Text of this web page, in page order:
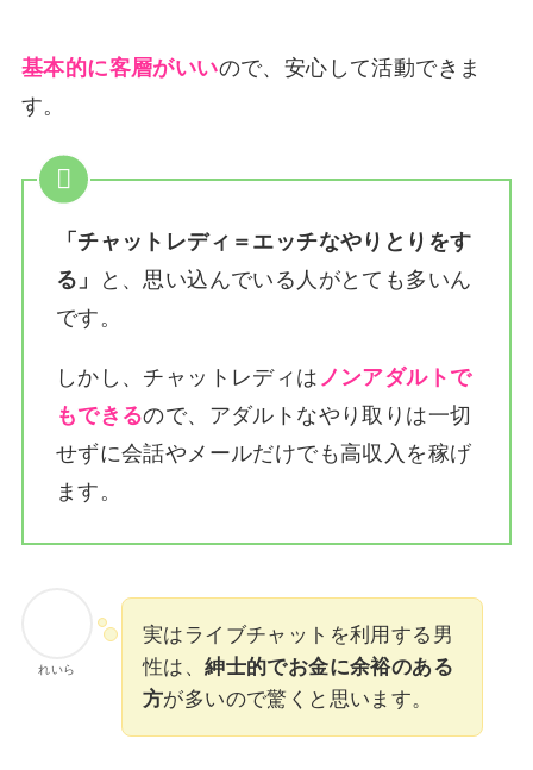
基本的に客層がいいので、安心して活動できま
す。
「チャットレディ＝エッチなやりとりをす
る」
と、思い込んでいる人がとても多いん
です。
しかし、チャットレディは ノンアダルトで
もできるので、アダルトなやり取りは一切
せずに会話やメールだけでも高収入を稼げ
ます。
れいら
実はライブチャットを利用する男
性は、紳士的でお金に余裕のある
方が多いので驚くと思います。